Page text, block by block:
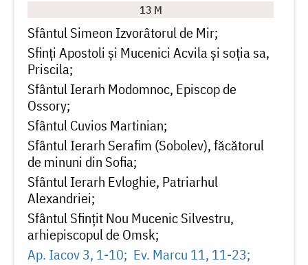
13 M
Sfântul Simeon Izvorâtorul de Mir
Sfinți Apostoli și Mucenici Acvila și soția sa,
Priscila
Sfântul Ierarh Modomnoc, Episcop de
Ossory
Sfântul Cuvios Martinian
Sfântul Ierarh Serafim (Sobolev), făcătorul
de minuni din Sofia
Sfântul Ierarh Evloghie, Patriarhul
Alexandriei
Sfântul Sfințit Nou Mucenic Silvestru,
arhiepiscopul de Omsk
Ap. Iacov 3, 1-10 Ev. Marcu 11, 11-23